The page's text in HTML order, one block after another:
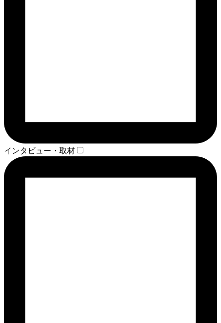
インタビュー・取材